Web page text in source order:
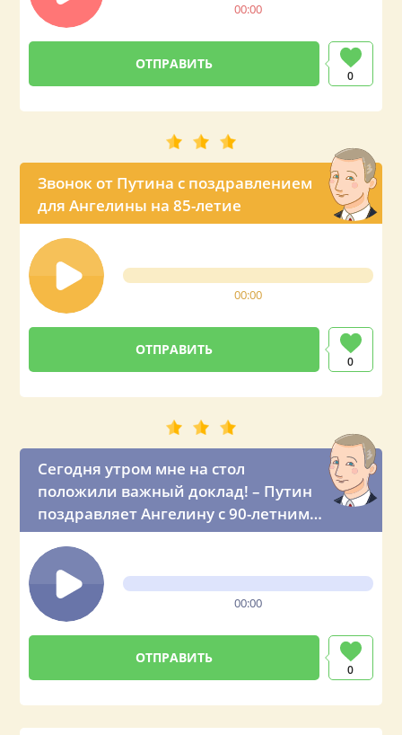
00:00
0
Звонок от Путина с поздравлением
для Ангелины на 85-летие
00:00
0
Сегодня утром мне на стол
положили важный доклад! – Путин
поздравляет Ангелину с 90-летним
юбилеем
00:00
0